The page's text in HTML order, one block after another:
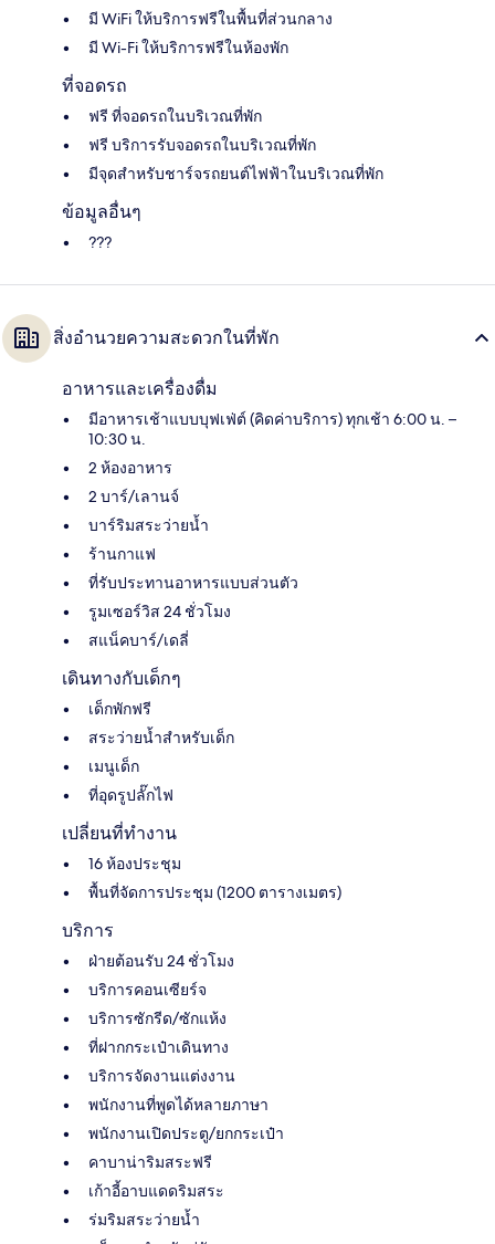
มี WiFi ให้บริการฟรีในพื้นที่ส่วนกลาง
มี Wi-Fi ให้บริการฟรีในห้องพัก
ที่จอดรถ
ฟรี ที่จอดรถในบริเวณที่พัก
ฟรี บริการรับจอดรถในบริเวณที่พัก
มีจุดสำหรับชาร์จรถยนต์ไฟฟ้าในบริเวณที่พัก
ข้อมูลอื่นๆ
???
สิ่งอำนวยความสะดวกในที่พัก
อาหารและเครื่องดื่ม
มีอาหารเช้าแบบบุฟเฟ่ต์ (คิดค่าบริการ) ทุกเช้า 6:00 น. –
10:30 น.
2 ห้องอาหาร
2 บาร์/เลานจ์
บาร์ริมสระว่ายน้ำ
ร้านกาแฟ
ที่รับประทานอาหารแบบส่วนตัว
รูมเซอร์วิส 24 ชั่วโมง
สแน็คบาร์/เดลี่
เดินทางกับเด็กๆ
เด็กพักฟรี
สระว่ายน้ำสำหรับเด็ก
เมนูเด็ก
ที่อุดรูปลั๊กไฟ
เปลี่ยนที่ทำงาน
16 ห้องประชุม
พื้นที่จัดการประชุม (1200 ตารางเมตร)
บริการ
ฝ่ายต้อนรับ 24 ชั่วโมง
บริการคอนเซียร์จ
บริการซักรีด/ซักแห้ง
ที่ฝากกระเป๋าเดินทาง
บริการจัดงานแต่งงาน
พนักงานที่พูดได้หลายภาษา
พนักงานเปิดประตู/ยกกระเป๋า
คาบาน่าริมสระฟรี
เก้าอี้อาบแดดริมสระ
ร่มริมสระว่ายน้ำ